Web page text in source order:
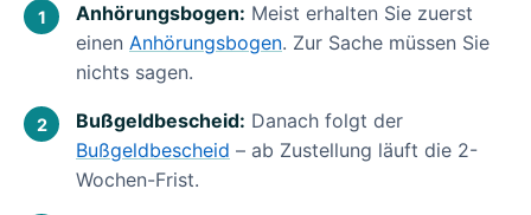
Anhörungsbogen: Meist erhalten Sie zuerst
einen Anhörungsbogen. Zur Sache müssen Sie
nichts sagen.
Bußgeldbescheid: Danach folgt der
Bußgeldbescheid – ab Zustellung läuft die 2-
Wochen-Frist.